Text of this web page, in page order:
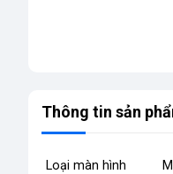
Thông tin sản
Loại màn hình